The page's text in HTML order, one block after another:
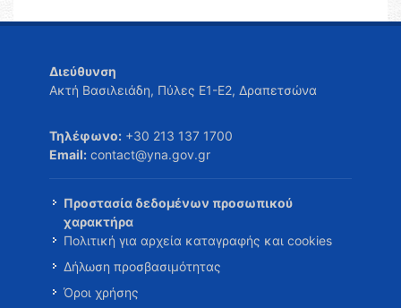
Διεύθυνση
Ακτή Βασιλειάδη, Πύλες Ε1-Ε2, Δραπετσώνα
Τηλέφωνο: +30 213 137 1700
Email: contact@yna.gov.gr
Προστασία δεδομένων προσωπικού
χαρακτήρα
Πολιτική για αρχεία καταγραφής και cookies
Δήλωση προσβασιμότητας
Όροι χρήσης